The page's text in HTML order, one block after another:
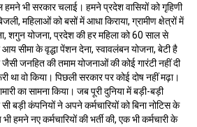
भी सरकार चलाई। हमने प्रदेश वासियों को गृहिणी
महिलाओं को बसों में आधा किराया, ग्रामीण क्षेत्रों में
शगुन योजना, प्रदेश की हर महिला को 60 साल से
सीमा के वृद्धा पेंशन देना, स्वावलंबन योजना, बेटी है
जनहित की तमाम योजनाओं की कोई गारंटी नहीं दी
था वो किया। पिछली सरकार पर कोई दोष नहीं मढ़ा।
का सामना किया। जब पूरी दुनिया में बड़ी-बड़ी
बड़ी कंपनियों ने अपने कर्मचारियों को बिना नोटिस के
हमने नए कर्मचारियों की भर्ती की, एक भी कर्मचारी के